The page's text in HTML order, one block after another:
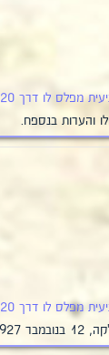
מפלס לו דרך 20א
והערות בנספח.
מפלס לו דרך 20ב
רב…